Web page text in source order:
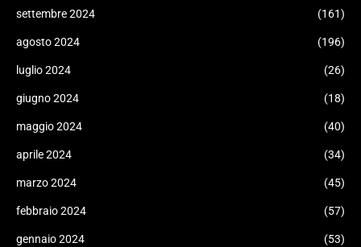
settembre 2024 (161)
agosto 2024 (196)
luglio 2024 (26)
giugno 2024 (18)
maggio 2024 (40)
aprile 2024 (34)
marzo 2024 (45)
febbraio 2024 (57)
gennaio 2024 (53)